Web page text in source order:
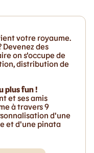
votre royaume.
Devenez des
on s'occupe de
distribution de
plus fun !
et ses amis
à travers 9
d'une
et d'une pinata